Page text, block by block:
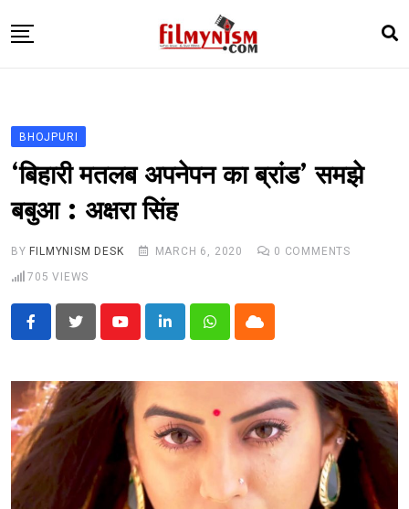
to
TELEVISION
BHOJPURI
NEWS ABTAK
STARRY SIDES
BHOJPURI
‘बिहारी मतलब अपनेपन का ब्रांड’ समझे
बबुआ : अक्षरा सिंह
BY FILMYNISM DESK MARCH 6, 2020 0 COMMENTS
705 VIEWS
YoutubeLinkedInWhatsappCloud